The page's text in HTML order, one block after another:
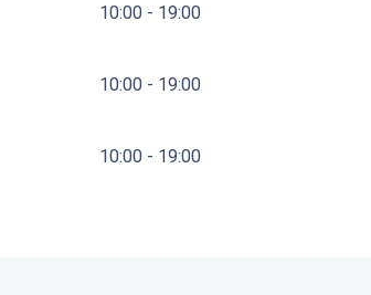
10:00 - 19:00
10:00 - 19:00
10:00 - 19:00